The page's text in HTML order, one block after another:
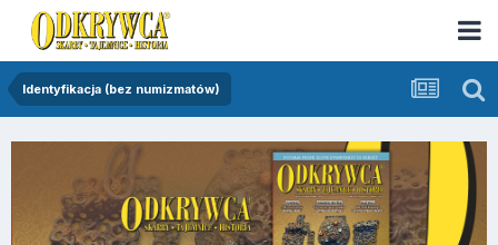
Identyfikacja (bez numizmatów)